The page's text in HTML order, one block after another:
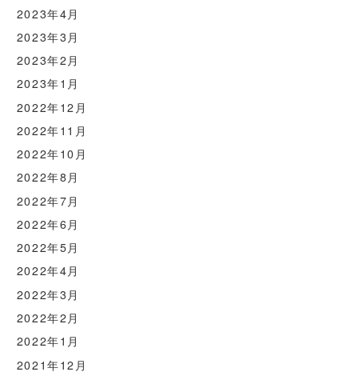
2023年4月
2023年3月
2023年2月
2023年1月
2022年12月
2022年11月
2022年10月
2022年8月
2022年7月
2022年6月
2022年5月
2022年4月
2022年3月
2022年2月
2022年1月
2021年12月